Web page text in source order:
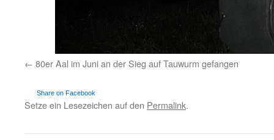
80er Aal im Juni an der Sieg auf Tauwurm gefangen
Share on Facebook
Setze ein Lesezeichen auf den Permalink.